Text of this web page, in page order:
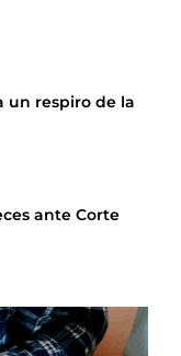
un respiro de la
ante Corte